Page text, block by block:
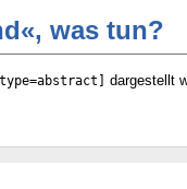
was tun?
dargestellt